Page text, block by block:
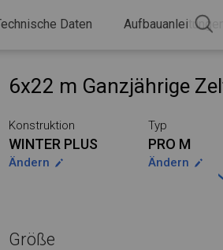
Daten Aufbauanleitungen
6x22 m Ganzjährige
Konstruktion
WINTER PLUS
Ändern
Typ
PRO M
Ändern
Größe